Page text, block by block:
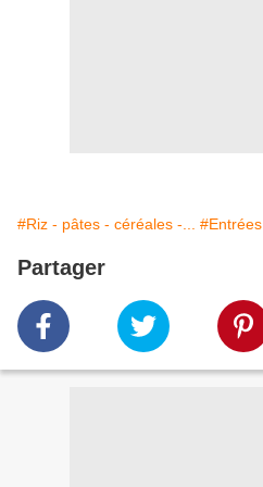
#Riz - pâtes - céréales -... #Entrées
Partager